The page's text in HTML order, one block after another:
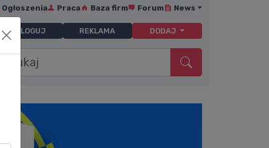
Ogłoszenia Praca Baza firm Forum News
ZALOGUJ REKLAMA DODAJ